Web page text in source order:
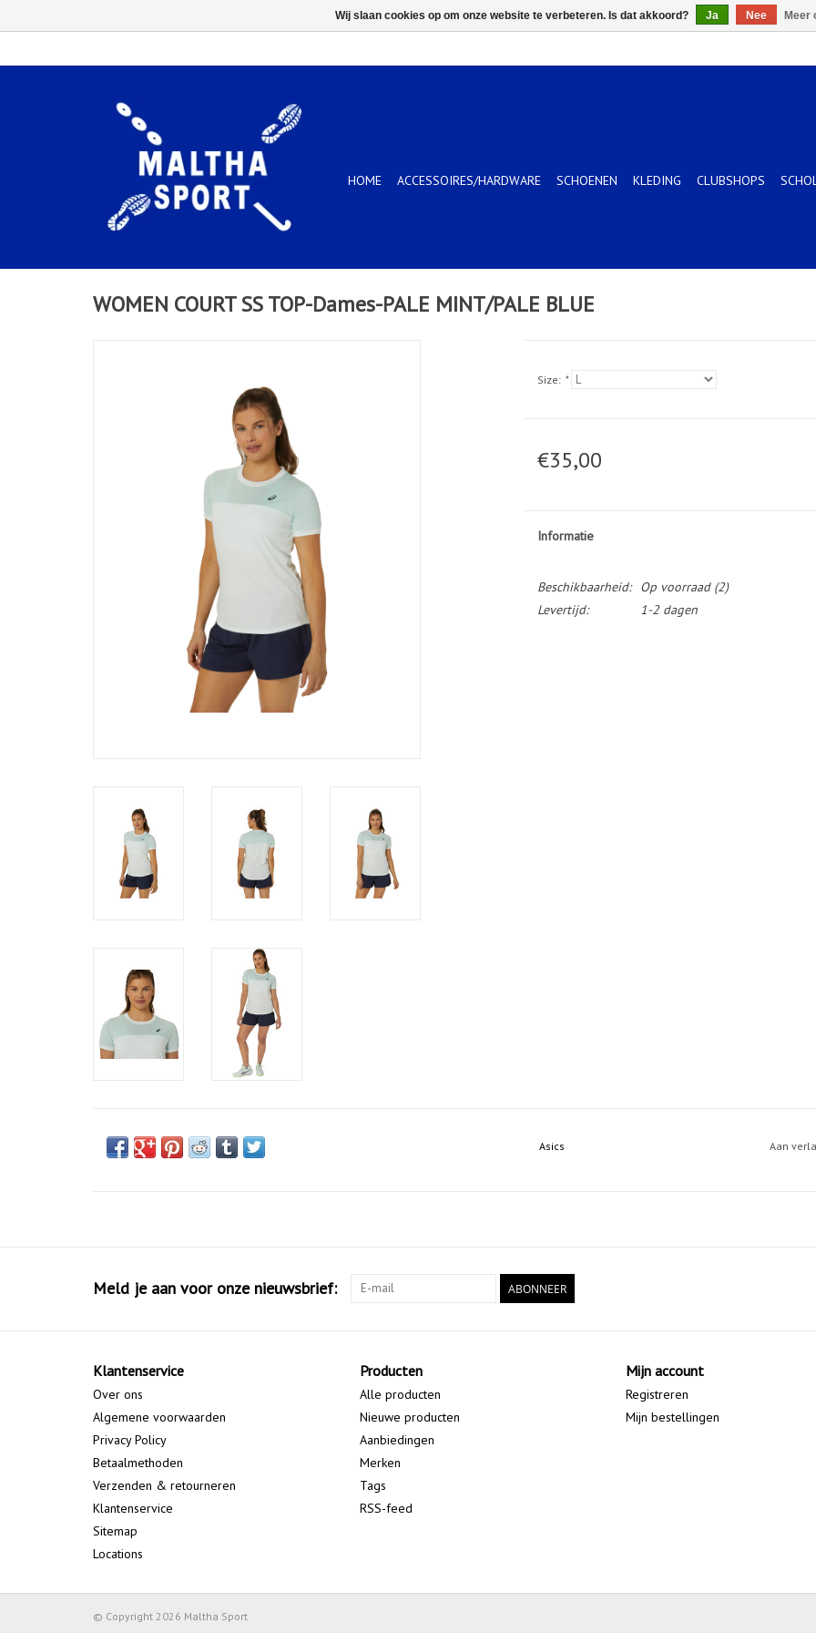
HOME ACCESSOIRES/HARDWARE SCHOENEN KLEDING CLUBSHOPS
WOMEN COURT SS TOP-Dames-PALE MINT/PALE BLUE
Size: *
€35,00
Informatie
Beschikbaarheid: Op voorraad(2)
Levertijd:
1-2 dagen
Asics Aan
Meld je aan voor onze nieuwsbrief: ABONNEER
Klantenservice
Over ons
Algemene voorwaarden
Privacy Policy
Betaalmethoden
Verzenden & retourneren
Klantenservice
Sitemap
Locations
Producten
Alle producten
Nieuwe producten
Aanbiedingen
Merken
Tags
RSS-feed
Mijn account
Registreren
Mijn bestellingen
© Copyright 2026 Maltha Sport
Wij slaan cookies op om onze website te verbeteren. Is dat akkoord? Ja Nee Meer